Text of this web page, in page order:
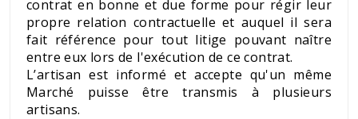
contrat en bonne et due forme pour régir leur
propre relation contractuelle et auquel il sera
fait référence pour tout litige pouvant naître
entre eux lors de l'exécution de ce contrat.
L’artisan est informé et accepte qu'un même
Marché puisse être transmis à plusieurs
artisans.